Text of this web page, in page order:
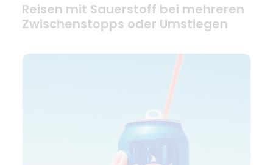
Reisen mit Sauerstoff bei mehreren
Zwischenstopps oder Umstiegen